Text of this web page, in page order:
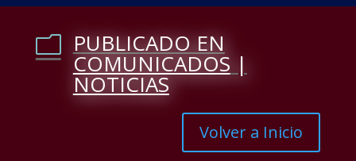
m PUBLICADO EN
COMUNICADOS |
NOTICIAS
Volver a Inicio